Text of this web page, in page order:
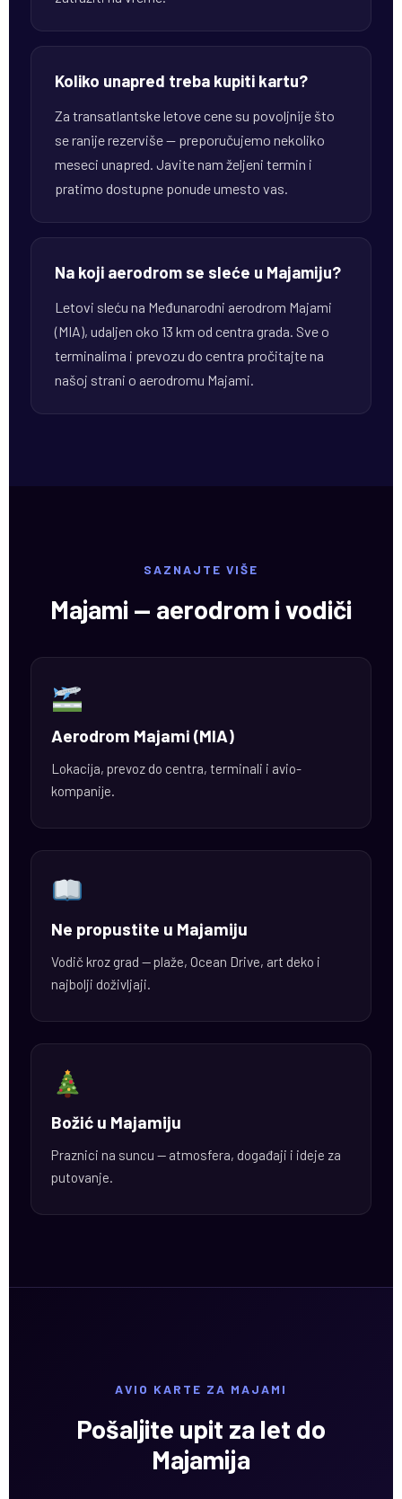
Koliko unapred treba kupiti kartu?
Za transatlantske letove cene su povoljnije što
se ranije rezerviše — preporučujemo nekoliko
meseci unapred. Javite nam željeni termin i
pratimo dostupne ponude umesto vas.
Na koji aerodrom se sleće u Majamiju?
Letovi sleću na Međunarodni aerodrom Majami
(MIA), udaljen oko 13 km od centra grada. Sve o
terminalima i prevozu do centra pročitajte na
našoj strani o aerodromu Majami.
SAZNAJTE VIŠE
Majami — aerodrom i vodiči
Aerodrom Majami (MIA)
Lokacija, prevoz do centra, terminali i avio-
kompanije.
Ne propustite u Majamiju
Vodič kroz grad — plaže, Ocean Drive, art deko i
najbolji doživljaji.
Božić u Majamiju
Praznici na suncu — atmosfera, događaji i ideje za
putovanje.
AVIO KARTE ZA MAJAMI
Pošaljite upit za let do
Majamija